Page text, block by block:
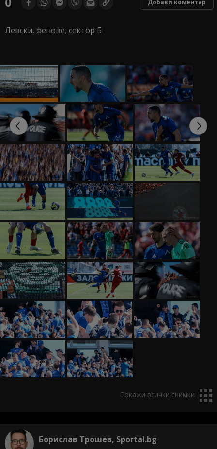
Добави коментар
Левски, фенове, сектор Б
Покажи всички снимки
Борислав Трошев, Sportal.bg